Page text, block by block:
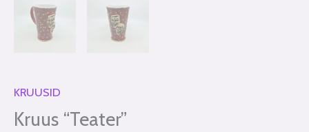
KRUUSID
Kruus “Teater”